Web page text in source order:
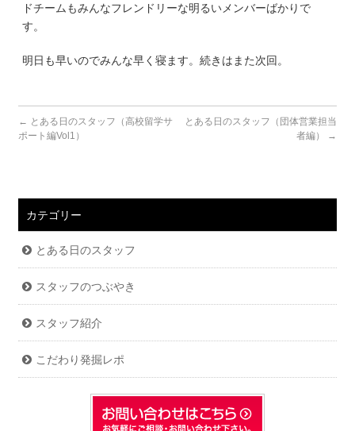
ドチームもみんなフレンドリーな明るいメンバーばかりで
す。
明日も早いのでみんな早く寝ます。続きはまた次回。
← とある日のスタッフ（高校留学サ
ポート編Vol1）
とある日のスタッフ（団体営業担当
者編）
→
カテゴリー
とある日のスタッフ
スタッフのつぶやき
スタッフ紹介
こだわり発掘レポ